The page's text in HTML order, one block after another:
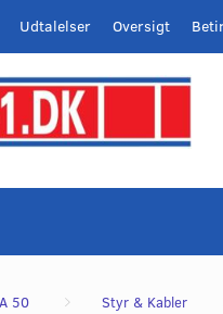
Oversigt
Udtalelser
50 Styr & Kabler